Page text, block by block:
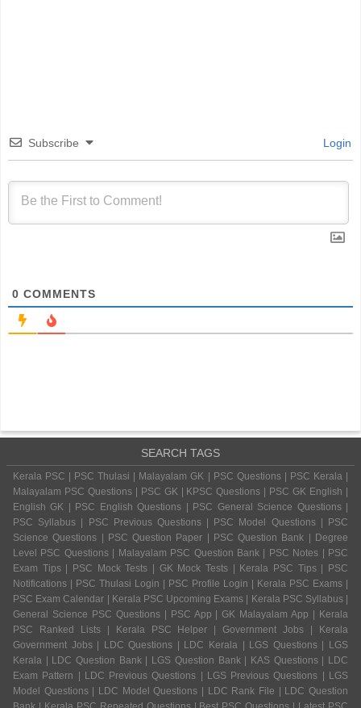
Subscribe Login
0 COMMENTS
SEARCH TAGS
Kerala PSC | PSC Thulasi | Malayalam GK | PSC Questions | PSC Kerala |
Malayalam PSC Questions | PSC GK | KPSC Questions | PSC GK English |
English GK | PSC English Questions | PSC General Science Questions |
PSC Syllabus | PSC Previous Questions | PSC Model Questions | PSC
Science Questions | PSC Question Paper | PSC Question Bank | Degree
Level PSC Questions | Malayalam PSC Question Bank | PSC Notes | PSC
Exam Tips | PSC Mock Tests | GK Mock Tests | Kerala PSC Tips | PSC
Notifications | PSC Thulasi Login | PSC Profile Login | Kerala PSC Exams |
PSC Exam Calendar | Kerala PSC Upcoming Exams | Kerala PSC Syllabus |
General Science PSC Questions | PSC App | GK Malayalam App | Kerala
PSC Ranked Lists | Kerala PSC Helper | Government Jobs | Kerala
Government Jobs | LDC Questions | LDC Kerala | LGS Questions | LGS
Kerala | LDC Question Bank | LGS Question Bank | KAS Questions | LDC
Exam Pattern | LDC Previous Questions | LGS Previous Questions | LGS
Model Questions | LDC Model Questions | LDC Rank File | LDC Question